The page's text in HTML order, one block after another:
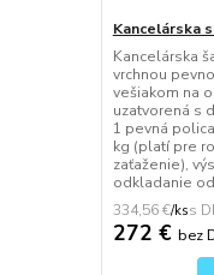
Kancelárska
Kancelárska
vrchnou
vešiakom na
uzatvorená s
1 pevná
kg (platí pre
zaťaženie),
odkladanie
334,56 €/ks
272 € bez